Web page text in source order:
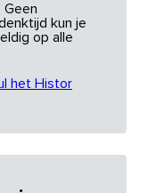
Geen
kun je
op alle
het Histor